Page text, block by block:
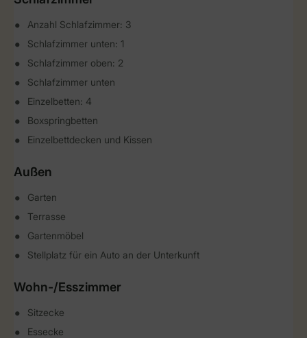
Anzahl Schlafzimmer: 3
Schlafzimmer unten: 1
Schlafzimmer oben: 2
Schlafzimmer unten
Einzelbetten: 4
Boxspringbetten
Einzelbettdecken und Kissen
Außen
Garten
Terrasse
Gartenmöbel
Stellplatz für ein Auto an der Unterkunft
Wohn-/Esszimmer
Sitzecke
Essecke